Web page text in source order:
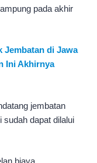
pada akhir
Jembatan di Jawa
Ini Akhirnya
jembatan
sudah dapat dilalui